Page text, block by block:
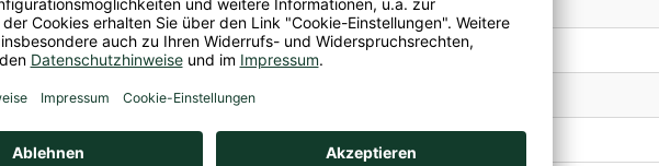
Sojafrei